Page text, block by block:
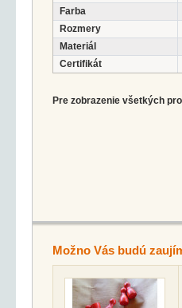
Farba
Rozmery
Materiál
Certifikát
Pre zobrazenie všetkých
Možno Vás budú